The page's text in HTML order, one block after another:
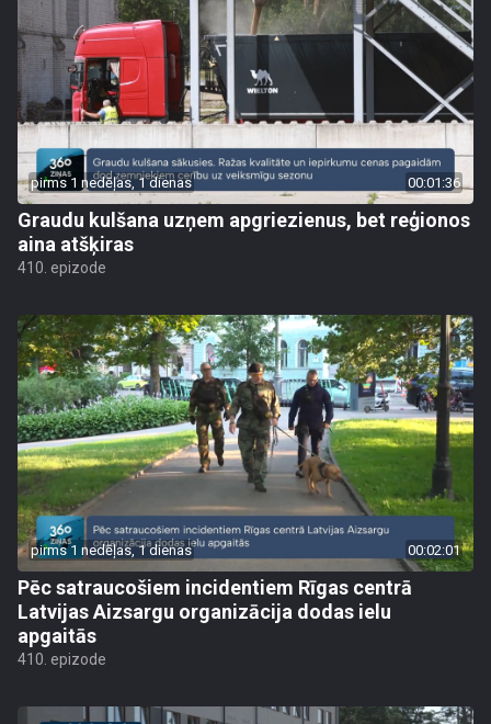
pirms 1 nedēļas, 1 dienas 00:01:36
Graudu kulšana uzņem apgriezienus, bet reģionos
aina atšķiras
410. epizode
pirms 1 nedēļas, 1 dienas 00:02:01
Pēc satraucošiem incidentiem Rīgas centrā
Latvijas Aizsargu organizācija dodas ielu
apgaitās
410. epizode